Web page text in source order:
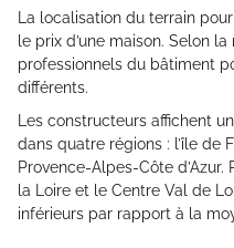
La localisation du terrain
le prix d’une maison. Selon
professionnels du bâtiment
différents.
Les constructeurs affichent un
dans quatre régions : l’île de
Provence-Alpes-Côte
la Loire et le Centre Val de
inférieurs par rapport à la